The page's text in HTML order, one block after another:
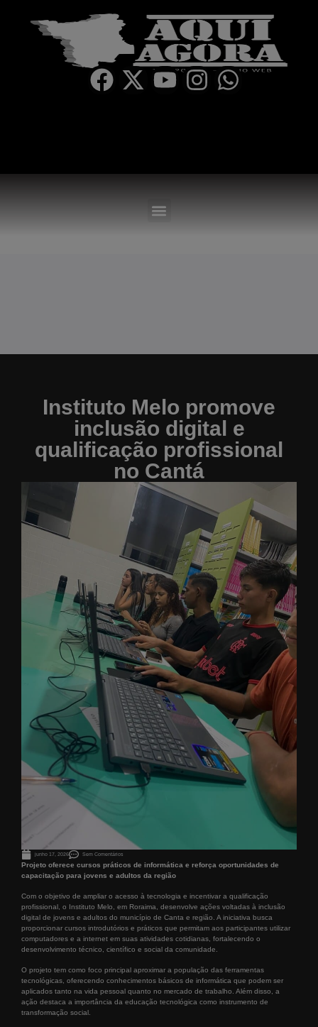
Instituto Melo promove
inclusão digital e
qualificação profissional
no Cantá
junho 17, 2026 Sem Comentários
Projeto oferece cursos práticos de informática e reforça oportunidades de
capacitação para jovens e adultos da região
Com o objetivo de ampliar o acesso à tecnologia e incentivar a qualificação
profissional, o Instituto Melo, em Roraima, desenvolve ações voltadas à inclusão
digital de jovens e adultos do município de Canta e região. A iniciativa busca
proporcionar cursos introdutórios e práticos que permitam aos participantes utilizar
computadores e a internet em suas atividades cotidianas, fortalecendo o
desenvolvimento técnico, científico e social da comunidade.
O projeto tem como foco principal aproximar a população das ferramentas
tecnológicas, oferecendo conhecimentos básicos de informática que podem ser
aplicados tanto na vida pessoal quanto no mercado de trabalho. Além disso, a
ação destaca a importância da educação tecnológica como instrumento de
transformação social.